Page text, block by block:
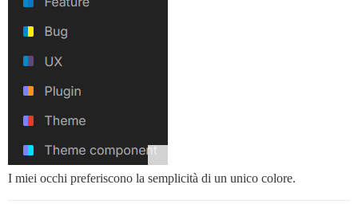
I miei occhi preferiscono la semplicità di un unico colore.